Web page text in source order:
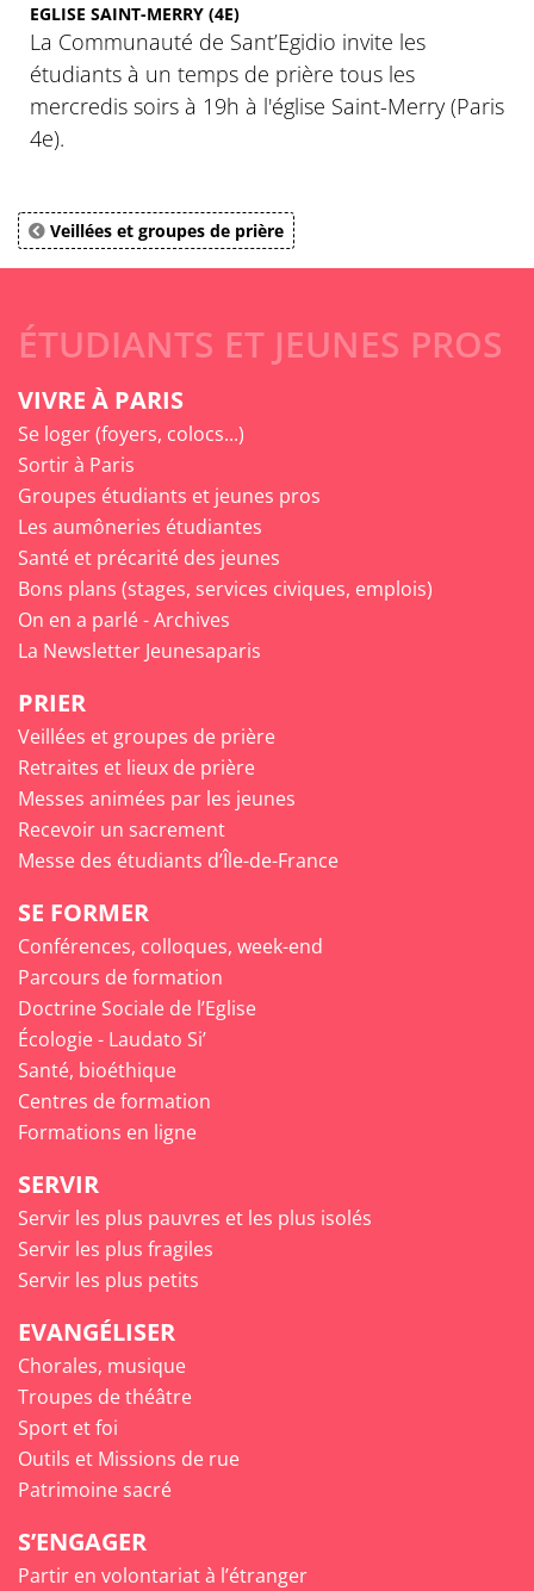
EGLISE SAINT-MERRY (4E)
La Communauté de Sant’Egidio invite les
étudiants à un temps de prière tous les
mercredis soirs à 19h à l'église Saint-Merry (Paris
4e).
Veillées et groupes de prière
ÉTUDIANTS ET JEUNES PROS
VIVRE À PARIS
Se loger (foyers, colocs...)
Sortir à Paris
Groupes étudiants et jeunes pros
Les aumôneries étudiantes
Santé et précarité des jeunes
Bons plans (stages, services civiques, emplois)
On en a parlé - Archives
La Newsletter Jeunesaparis
PRIER
Veillées et groupes de prière
Retraites et lieux de prière
Messes animées par les jeunes
Recevoir un sacrement
Messe des étudiants d’Île-de-France
SE FORMER
Conférences, colloques, week-end
Parcours de formation
Doctrine Sociale de l’Eglise
Écologie - Laudato Si’
Santé, bioéthique
Centres de formation
Formations en ligne
SERVIR
Servir les plus pauvres et les plus isolés
Servir les plus fragiles
Servir les plus petits
EVANGÉLISER
Chorales, musique
Troupes de théâtre
Sport et foi
Outils et Missions de rue
Patrimoine sacré
S’ENGAGER
Partir en volontariat à l’étranger